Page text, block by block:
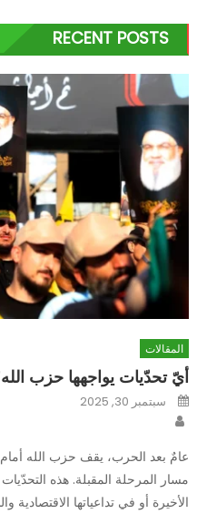
RECENT POSTS
المقالات
أيّ تحدّيات يواجهها حزب
Posted
onسبتمبر 30, 2025
عامٌ بعد الحرب، يقف حزب الله
مسار المرحلة المقبلة. هذه
الأخيرة أو في تداعياتها